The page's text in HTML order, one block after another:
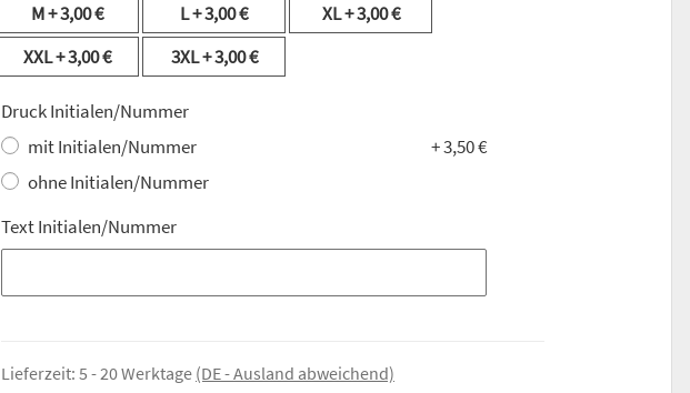
M+ 3,00 € L+ 3,00 € XL+ 3,00 €
XXL+ 3,00 € 3XL+ 3,00 €
Druck Initialen/Nummer
mit Initialen/Nummer
+ 3,50 €
ohne Initialen/Nummer
Text Initialen/Nummer
Lieferzeit: 5 - 20 Werktage (DE - Ausland abweichend)